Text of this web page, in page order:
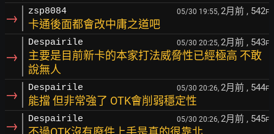
→ zsp8084 05/30 19:55, 2月前 , 542F
卡通後面都會改中庸之道吧
→
Despairile 05/30 20:25, 2月前 , 543F
主要是目前新卡的本家打法威脅性已經極高 不敢
說無人
→ Despairile 05/30 20:26, 2月前 , 544F
能擋 但非常強了 OTK會削弱穩定性
→ Despairile 05/30 20:26, 2月前 , 545F